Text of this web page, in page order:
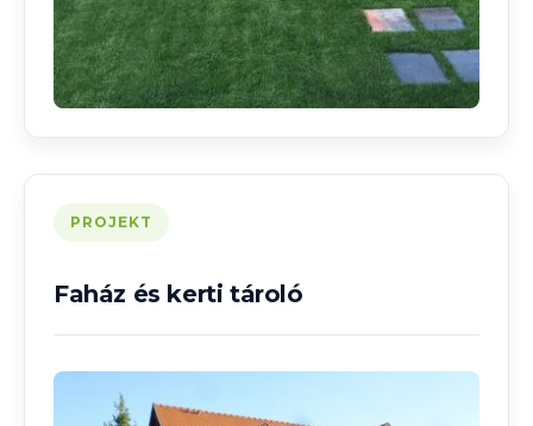
PROJEKT
Faház és kerti tároló